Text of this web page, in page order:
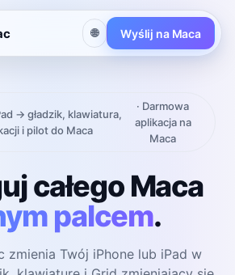
🌐 Wyślij na Maca
→ gładzik, klawiatura,
i pilot do Maca
· Darmowa
aplikacja na
Maca
całego Maca
palcem.
zmienia Twój iPhone lub iPad w